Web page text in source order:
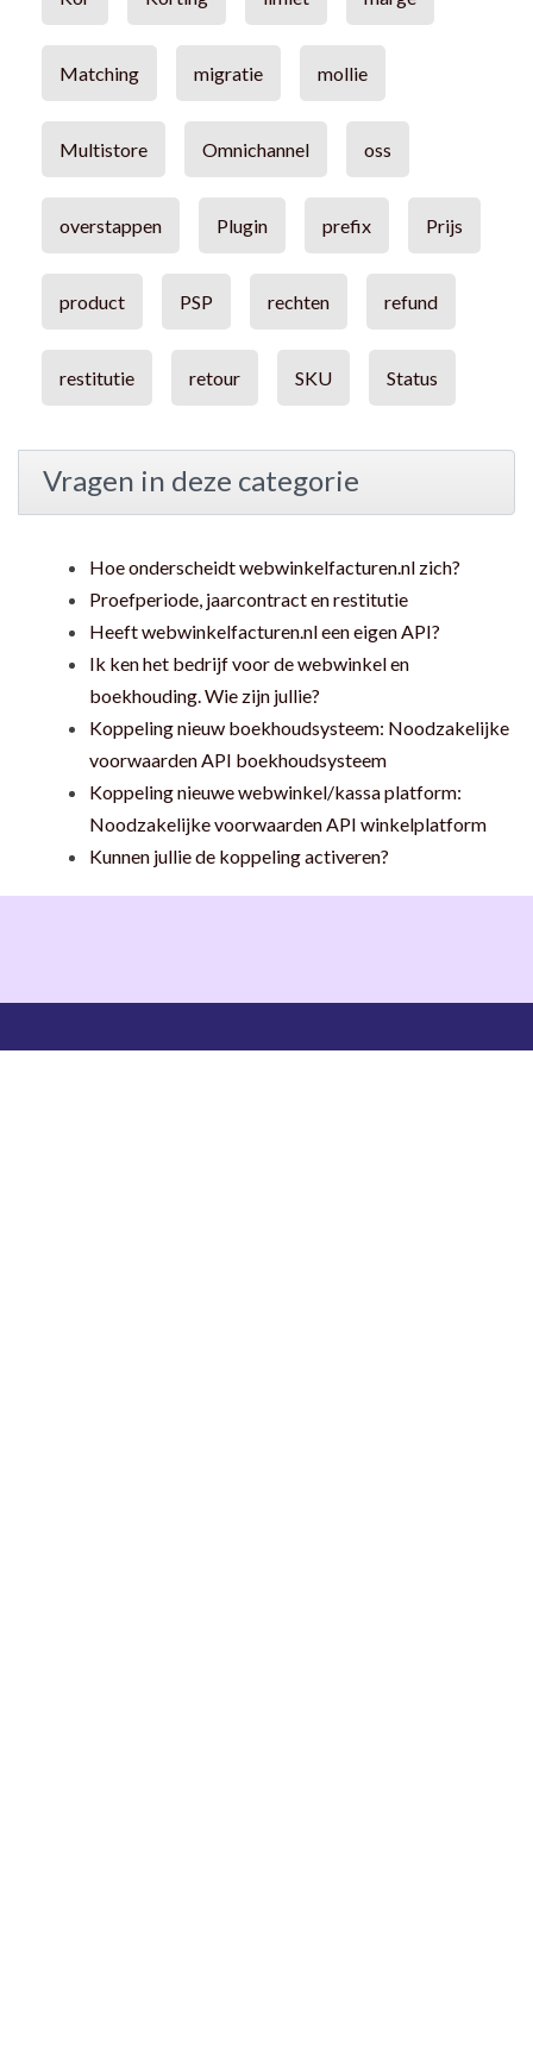
Matching migratie mollie
Multistore Omnichannel oss
overstappen Plugin prefix Prijs
product PSP rechten refund
restitutie retour SKU Status
Vragen in deze categorie
Hoe onderscheidt webwinkelfacturen.nl zich?
Proefperiode, jaarcontract en restitutie
Heeft webwinkelfacturen.nl een eigen API?
Ik ken het bedrijf voor de webwinkel en
boekhouding. Wie zijn jullie?
Koppeling nieuw boekhoudsysteem: Noodzakelijke
voorwaarden API boekhoudsysteem
Koppeling nieuwe webwinkel/kassa platform:
Noodzakelijke voorwaarden API winkelplatform
Kunnen jullie de koppeling activeren?